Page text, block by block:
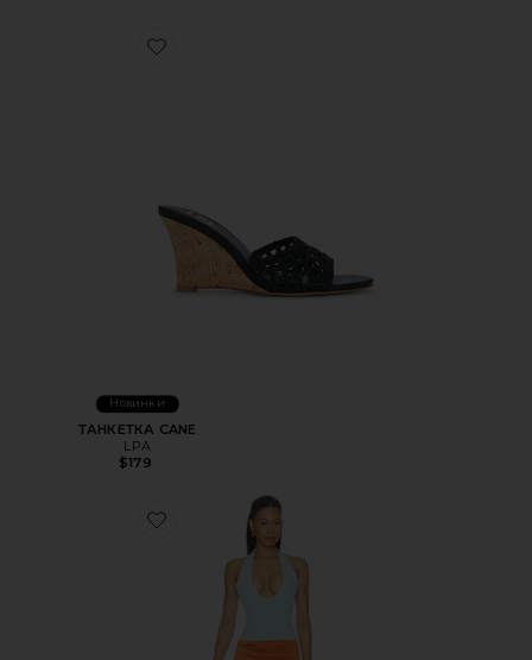
Favorite ТАНКЕТКА CANE
Новинки
ТАНКЕТКА CANE
LPA
$179
Favorite ПЛАТЬЕ RADHIKA